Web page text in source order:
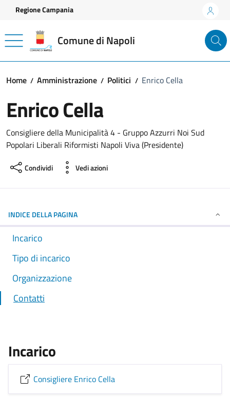
Vai ai contenuti
Vai al footer
Regione Campania
Comune di Napoli
Home Amministrazione Politici Enrico Cella
Enrico Cella
Consigliere della Municipalità 4 - Gruppo Azzurri Noi Sud
Popolari Liberali Riformisti Napoli Viva (Presidente)
Condividi Vedi azioni
INDICE DELLA PAGINA
Incarico
Tipo di incarico
Organizzazione
Contatti
Incarico
Consigliere Enrico Cella